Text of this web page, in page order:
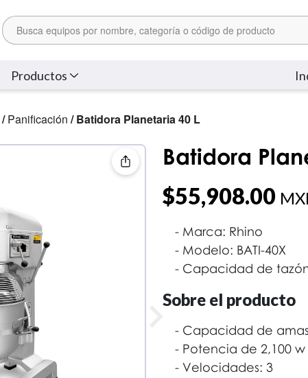
Productos
/Panificación / Batidora Planetaria 40 L
Batidora
$55,908.00
Marca: Rhino
Modelo: BATI-40X
Capacidad de
Sobre el producto
Capacidad de
Potencia de 2,100 w
Velocidades: 3